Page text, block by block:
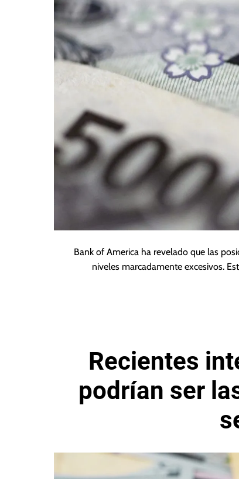
Bank of America ha revelado que las
niveles marcadamente excesivos.
Recientes
podrían ser